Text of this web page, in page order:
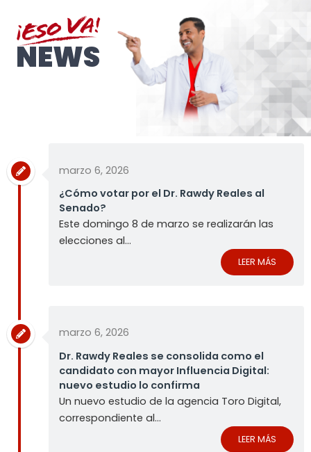
NEWS
marzo 6, 2026
¿Cómo votar por el Dr. Rawdy Reales al
Senado?
Este domingo 8 de marzo se realizarán las
elecciones al...
LEER MÁS
marzo 6, 2026
Dr. Rawdy Reales se consolida como el
candidato con mayor Influencia Digital:
nuevo estudio lo confirma
Un nuevo estudio de la agencia Toro Digital,
correspondiente al...
LEER MÁS